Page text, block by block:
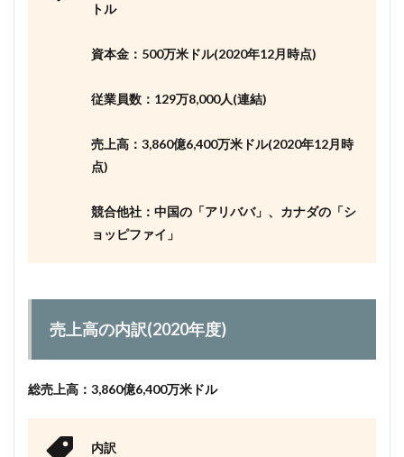
トル
資本金：500万米ドル(2020年12月時点)
従業員数：129万8,000人(連結)
売上高：3,860億6,400万米ドル(2020年12月時
点)
競合他社：中国の「アリババ」、カナダの「シ
ョッピファイ」
売上高の内訳(2020年度)
総売上高：3,860億6,400万米ドル
内訳